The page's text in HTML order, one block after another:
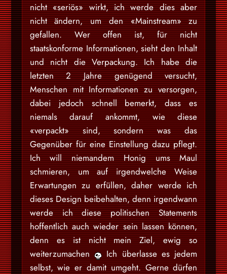
nicht «seriös» wirkt, ich werde dies aber
nicht ändern, um den «Mainstream» zu
gefallen. Wer offen ist, für nicht
staatskonforme Informationen, sieht den Inhalt
und nicht die Verpackung. Ich habe die
letzten 2 Jahre genügend versucht,
Menschen mit Informationen zu versorgen,
dabei jedoch schnell bemerkt, dass es
niemals darauf ankommt, wie diese
«verpackt» sind, sondern was das
Gegenüber für eine Einstellung dazu pflegt.
Ich will niemandem Honig ums Maul
schmieren, um auf irgendwelche Weise
Erwartungen zu erfüllen, daher werde ich
dieses Design beibehalten, denn irgendwann
werde ich diese politischen Statements
hoffentlich auch wieder sein lassen können,
denn es ist nicht mein Ziel, ewig so
weiterzumachen
Ich überlasse es jedem
selbst, wie er damit umgeht. Gerne dürfen